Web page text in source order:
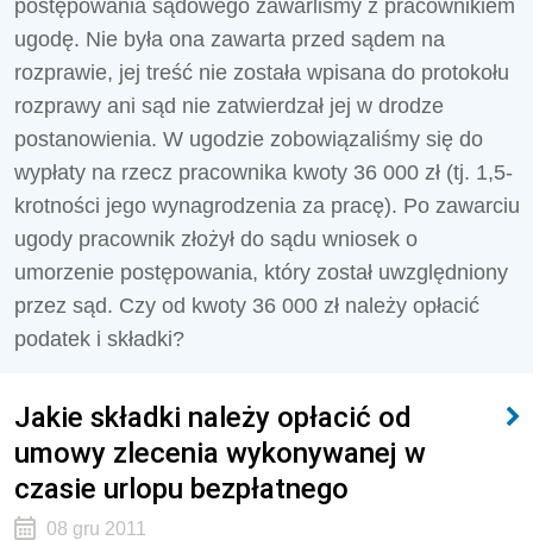
postępowania sądowego zawarliśmy z pracownikiem
ugodę. Nie była ona zawarta przed sądem na
rozprawie, jej treść nie została wpisana do protokołu
rozprawy ani sąd nie zatwierdzał jej w drodze
postanowienia. W ugodzie zobowiązaliśmy się do
wypłaty na rzecz pracownika kwoty 36 000 zł (tj. 1,5-
krotności jego wynagrodzenia za pracę). Po zawarciu
ugody pracownik złożył do sądu wniosek o
umorzenie postępowania, który został uwzględniony
przez sąd. Czy od kwoty 36 000 zł należy opłacić
podatek i składki?
Jakie składki należy opłacić od
umowy zlecenia wykonywanej w
czasie urlopu bezpłatnego
08 gru 2011